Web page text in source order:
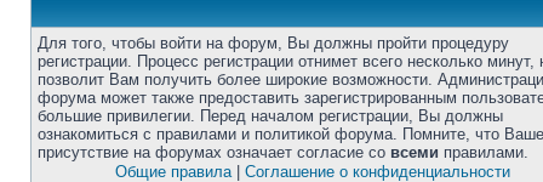
Для того, чтобы войти на форум, Вы должны пройти процедуру
регистрации. Процесс регистрации отнимет всего несколько минут,
позволит Вам получить более широкие возможности.
форума может также предоставить зарегистрированным
большие привилегии. Перед началом регистрации, Вы должны
ознакомиться с правилами и политикой форума. Помните, что Ваше
присутствие на форумах означает согласие со всеми правилами.
Общие правила| Соглашение о конфиденциальности